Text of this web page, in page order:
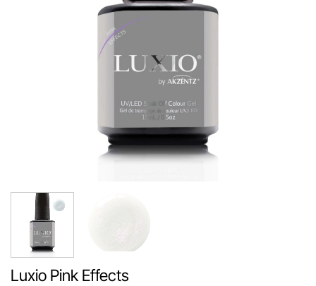
Luxio Pink Effects